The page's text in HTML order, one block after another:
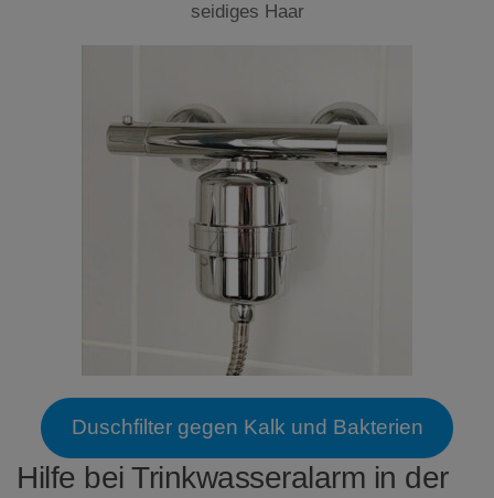
seidiges Haar
Duschfilter gegen Kalk und Bakterien
Hilfe bei Trinkwasseralarm in der